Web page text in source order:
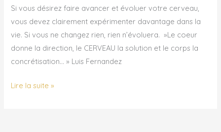
Si vous désirez faire avancer et évoluer votre cerveau,
vous devez clairement expérimenter davantage dans la
vie. Si vous ne changez rien, rien n’évoluera. »Le coeur
donne la direction, le CERVEAU la solution et le corps la
concrétisation… » Luis Fernandez
Lire la suite »